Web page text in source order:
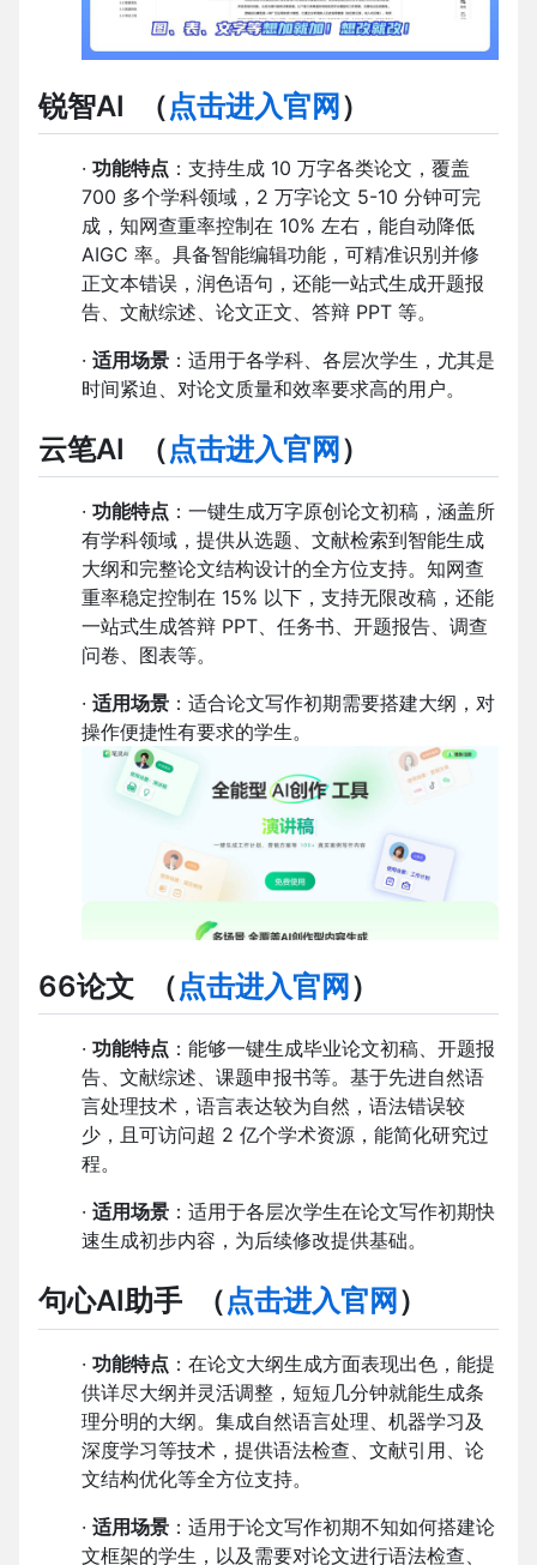
锐智AI （点击进入官网 ）
· 功能特点 ：支持生成 10 万字各类论文，覆盖
700 多个学科领域，2 万字论文 5-10 分钟可完
成，知网查重率控制在 10% 左右，能自动降低
AIGC 率。具备智能编辑功能，可精准识别并修
正文本错误，润色语句，还能一站式生成开题报
告、文献综述、论文正文、答辩 PPT 等。
· 适用场景 ：适用于各学科、各层次学生，尤其是
时间紧迫、对论文质量和效率要求高的用户。
云笔AI （点击进入官网 ）
· 功能特点 ：一键生成万字原创论文初稿，涵盖所
有学科领域，提供从选题、文献检索到智能生成
大纲和完整论文结构设计的全方位支持。知网查
重率稳定控制在 15% 以下，支持无限改稿，还能
一站式生成答辩 PPT、任务书、开题报告、调查
问卷、图表等。
· 适用场景 ：适合论文写作初期需要搭建大纲，对
操作便捷性有要求的学生。
66论文 （点击进入官网 ）
· 功能特点 ：能够一键生成毕业论文初稿、开题报
告、文献综述、课题申报书等。基于先进自然语
言处理技术，语言表达较为自然，语法错误较
少，且可访问超 2 亿个学术资源，能简化研究过
程。
· 适用场景 ：适用于各层次学生在论文写作初期快
速生成初步内容，为后续修改提供基础。
句心AI助手 （点击进入官网 ）
· 功能特点 ：在论文大纲生成方面表现出色，能提
供详尽大纲并灵活调整，短短几分钟就能生成条
理分明的大纲。集成自然语言处理、机器学习及
深度学习等技术，提供语法检查、文献引用、论
文结构优化等全方位支持。
· 适用场景 ：适用于论文写作初期不知如何搭建论
文框架的学生，以及需要对论文进行语法检查、